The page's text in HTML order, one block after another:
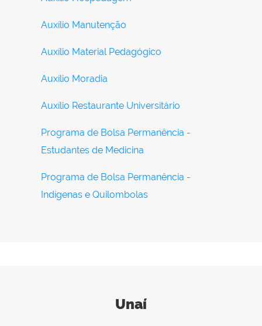
Auxílio Manutenção
Auxílio Material Pedagógico
Auxílio Moradia
Auxílio Restaurante Universitário
Programa de Bolsa Permanência -
Estudantes de Medicina
Programa de Bolsa Permanência -
Indígenas e Quilombolas
Unaí